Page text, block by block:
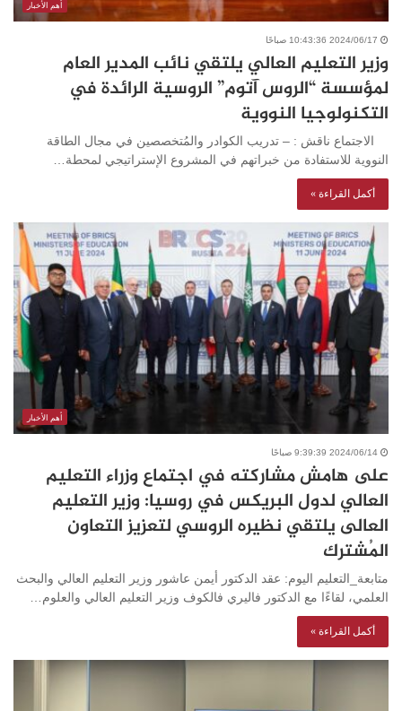
أهم الأخبار
2024/06/17 10:43:36 صباحًا
وزير التعليم العالي يلتقي نائب المدير العام
لمؤسسة “الروس آتوم” الروسية الرائدة في
التكنولوجيا النووية
الاجتماع ناقش : – تدريب الكوادر والمُتخصصين في مجال الطاقة
النووية للاستفادة من خبراتهم في المشروع الإستراتيجي لمحطة…
أكمل القراءة »
أهم الأخبار
2024/06/14 9:39:39 صباحًا
على هامش مشاركته في اجتماع وزراء التعليم
العالي لدول البريكس في روسيا: وزير التعليم
العالى يلتقي نظيره الروسي لتعزيز التعاون
المُشترك
متابعة_التعليم اليوم: عقد الدكتور أيمن عاشور وزير التعليم العالي والبحث
العلمي، لقاءًا مع الدكتور فاليري فالكوف وزير التعليم العالي والعلوم…
أكمل القراءة »